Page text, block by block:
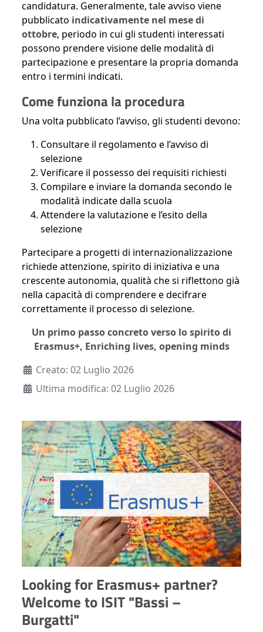
candidatura. Generalmente, tale avviso viene
pubblicato indicativamente nel mese di
ottobre, periodo in cui gli studenti interessati
possono prendere visione delle modalità di
partecipazione e presentare la propria domanda
entro i termini indicati.
Come funziona la procedura
Una volta pubblicato l’avviso, gli studenti devono:
Consultare il regolamento e l’avviso di
selezione
Verificare il possesso dei requisiti richiesti
Compilare e inviare la domanda secondo le
modalità indicate dalla scuola
Attendere la valutazione e l’esito della
selezione
Partecipare a progetti di internazionalizzazione
richiede attenzione, spirito di iniziativa e una
crescente autonomia, qualità che si riflettono già
nella capacità di comprendere e decifrare
correttamente il processo di selezione.
Un primo passo concreto verso lo spirito di
Erasmus+, Enriching lives, opening minds
Dettagli
Creato: 02 Luglio 2026
Ultima modifica: 02 Luglio 2026
Looking for Erasmus+ partner?
Welcome to ISIT "Bassi –
Burgatti"